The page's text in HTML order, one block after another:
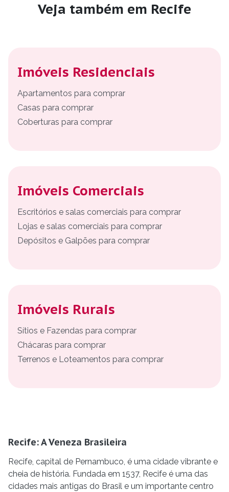
Veja também em Recife
Imóveis Residenciais
Apartamentos para comprar
Casas para comprar
Coberturas para comprar
Imóveis Comerciais
Escritórios e salas comerciais para comprar
Lojas e salas comerciais para comprar
Depósitos e Galpões para comprar
Imóveis Rurais
Sítios e Fazendas para comprar
Chácaras para comprar
Terrenos e Loteamentos para comprar
Recife: A Veneza Brasileira
Recife, capital de Pernambuco, é uma cidade vibrante e
cheia de história. Fundada em 1537, Recife é uma das
cidades mais antigas do Brasil e um importante centro